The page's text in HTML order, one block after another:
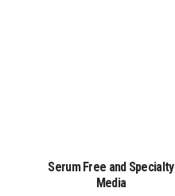
Serum Free and Specialty
Media